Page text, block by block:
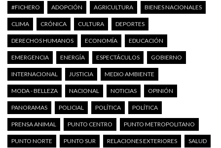
#FICHERO ADOPCIÓN AGRICULTURA BIENES NACIONALES
CLIMA CRÓNICA CULTURA DEPORTES
DERECHOS HUMANOS ECONOMÍA EDUCACIÓN
EMERGENCIA ENERGÍA ESPECTÁCULOS GOBIERNO
INTERNACIONAL JUSTICIA MEDIO AMBIENTE
MODA - BELLEZA NACIONAL NOTICIAS OPINIÓN
PANORAMAS POLICIAL POLÍTICA POLÍTICA
PRENSA ANIMAL PUNTO CENTRO PUNTO METROPOLITANO
PUNTO NORTE PUNTO SUR RELACIONES EXTERIORES SALUD